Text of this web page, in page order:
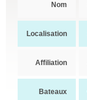
Nom
Localisation
Affiliation
Bateaux